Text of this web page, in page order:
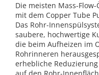
Die meisten Mass-Flow-
mit dem Copper Tube
Das Rohr-
saubere, hochwertige
die beim Aufheizen im
Rohrinneren
erhebliche